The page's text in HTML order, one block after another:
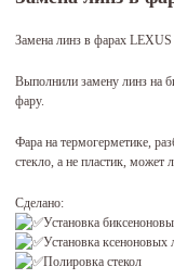
Замена линз в фарах
Выполнили замену линз на
фару.
Фара на термогерметике,
стекло, а не пластик, может
Сделано:
Установка
Установка
Полировка стекол